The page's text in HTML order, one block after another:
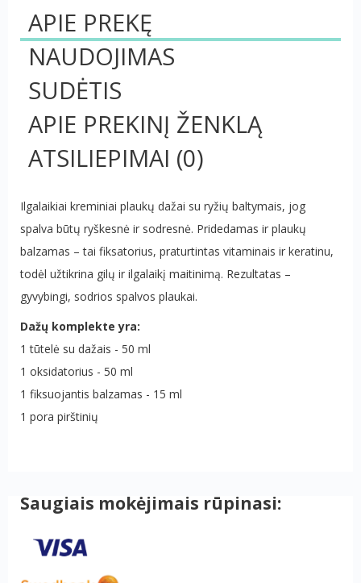
APIE PREKĘ
NAUDOJIMAS
SUDĖTIS
APIE PREKINĮ ŽENKLĄ
ATSILIEPIMAI (0)
Ilgalaikiai kreminiai plaukų dažai su ryžių baltymais, jog
spalva būtų ryškesnė ir sodresnė. Pridedamas ir plaukų
balzamas – tai fiksatorius, praturtintas vitaminais ir keratinu,
todėl užtikrina gilų ir ilgalaikį maitinimą. Rezultatas –
gyvybingi, sodrios spalvos plaukai.
Dažų komplekte yra:
1 tūtelė su dažais - 50 ml
1 oksidatorius - 50 ml
1 fiksuojantis balzamas - 15 ml
1 pora pirštinių
Saugiais mokėjimais rūpinasi: